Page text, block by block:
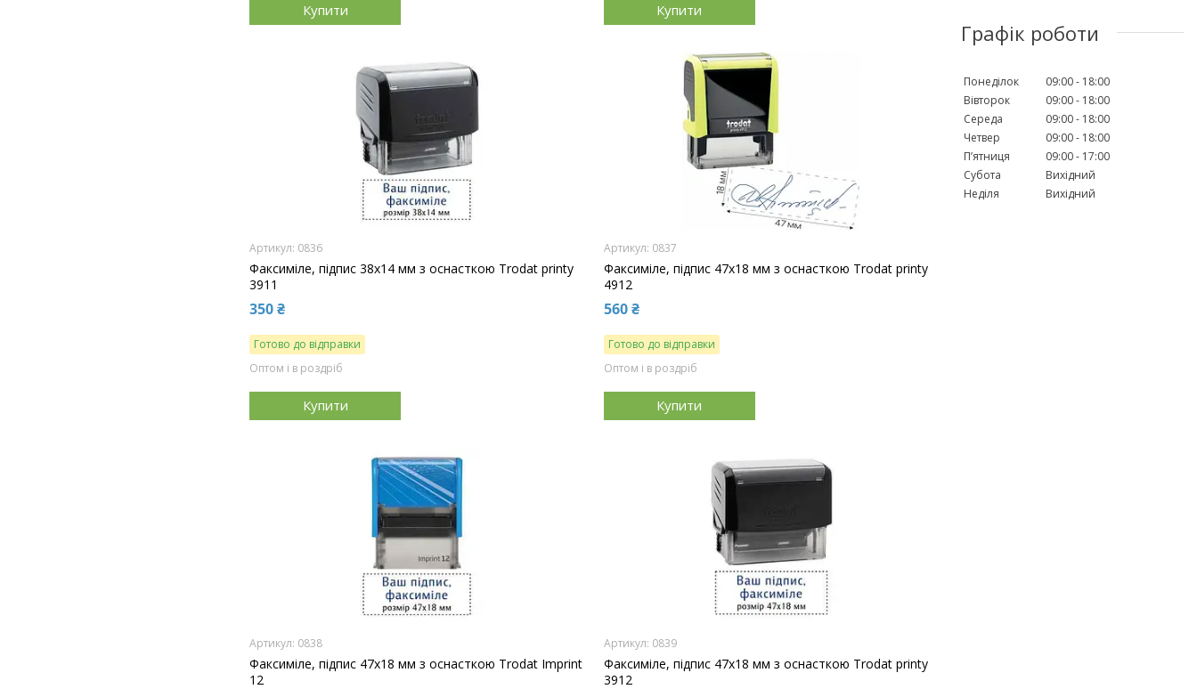
Купити Купити
0836
Факсиміле, підпис 38x14 мм з оснасткою Trodat printy
3911
350 ₴
Готово до відправки
Оптом і в роздріб
Купити
0837
Факсиміле, підпис 47x18 мм з оснасткою Trodat printy
4912
560 ₴
Готово до відправки
Оптом і в роздріб
Купити
0838
Факсиміле, підпис 47x18 мм з оснасткою Trodat Imprint
12
0839
Факсиміле, підпис 47x18 мм з оснасткою Trodat printy
3912
Графік роботи
Понеділок 09:00
18:00
Вівторок
09:00
18:00
Середа
09:00
18:00
Четвер
09:00
18:00
Пʼятниця
09:00
17:00
Субота
Вихідний
Неділя
Вихідний